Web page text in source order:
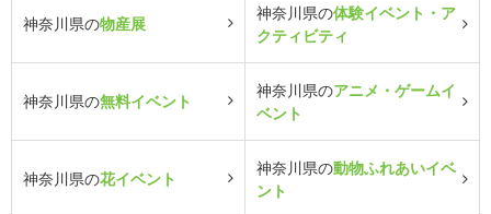
神奈川県の物産展
神奈川県の体験イベント・ア
クティビティ
神奈川県の無料イベント
神奈川県のアニメ・ゲームイ
ベント
神奈川県の花イベント
神奈川県の動物ふれあいイベ
ント